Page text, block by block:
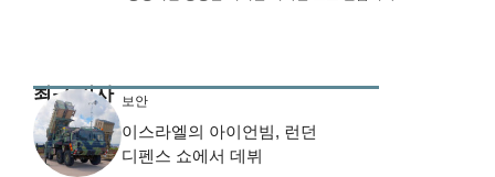
최근 기사 보안
이스라엘의 아이언빔, 런던
디펜스 쇼에서 데뷔